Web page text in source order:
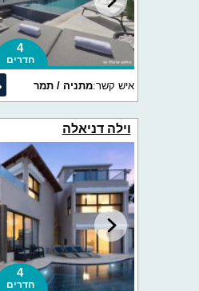
4
חדרים
איש קשר:מתניה / תמר
וילה דניאלה
4
חדרים